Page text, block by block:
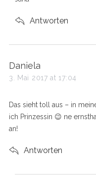
Antworten
s
a
s
:
Daniela
3. Mai 2017 at 17:04
Das sieht toll aus – in
ich Prinzessin 😉 ne
an!
Antworten